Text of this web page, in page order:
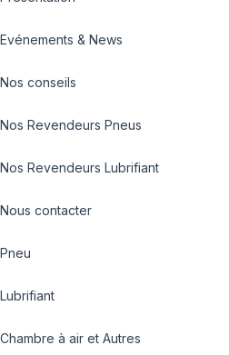
Evénements & News
Nos conseils
Nos Revendeurs Pneus
Nos Revendeurs Lubrifiant
Nous contacter
Pneu
Lubrifiant
Chambre à air et Autres